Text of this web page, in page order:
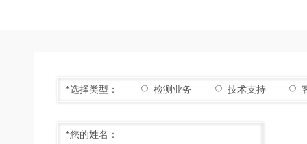
*选择类型： 检测业务 技术支持
*您的姓名：